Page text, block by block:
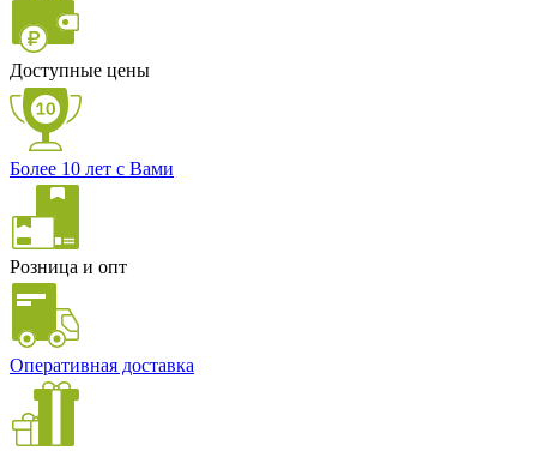
Доступные цены
Более 10 лет с Вами
Розница и опт
Оперативная доставка